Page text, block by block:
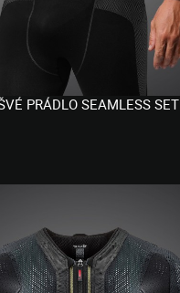
PRÁDLO SEAMLESS SET